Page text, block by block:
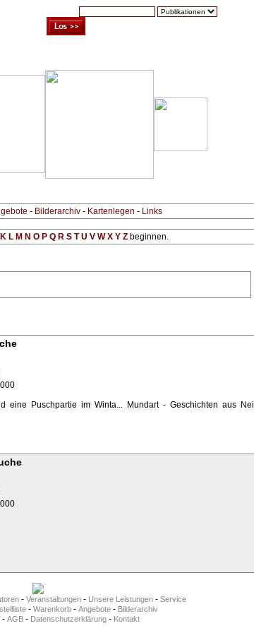
- Bilderarchiv - Kartenlegen - Links
K L M N O P Q R S T U V W X Y Z beginnen.
eine Puschpartie im Winta... Mundart - Geschichten aus Nei
- Veranstaltungen - Unsere Leistungen - Service
- Warenkorb- Angebote- Bilderarchiv
- AGB - Datenschutzerklärung - Kontakt